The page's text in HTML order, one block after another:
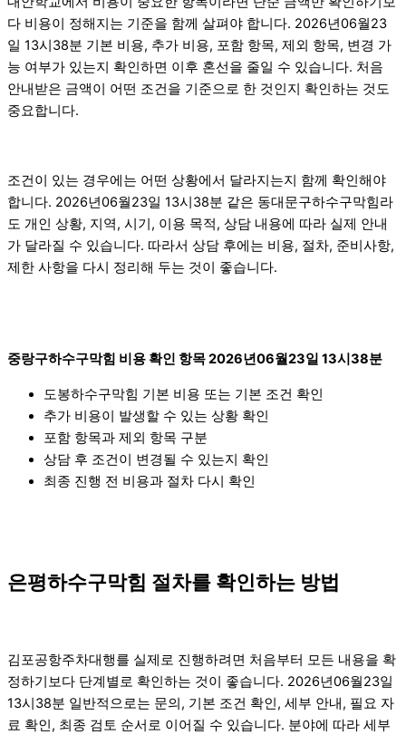
다 비용이 정해지는 기준을 함께 살펴야 합니다. 2026년06월23
일 13시38분 기본 비용, 추가 비용, 포함 항목, 제외 항목, 변경 가
능 여부가 있는지 확인하면 이후 혼선을 줄일 수 있습니다. 처음
안내받은 금액이 어떤 조건을 기준으로 한 것인지 확인하는 것도
중요합니다.
조건이 있는 경우에는 어떤 상황에서 달라지는지 함께 확인해야
합니다. 2026년06월23일 13시38분 같은 동대문구하수구막힘라
도 개인 상황, 지역, 시기, 이용 목적, 상담 내용에 따라 실제 안내
가 달라질 수 있습니다. 따라서 상담 후에는 비용, 절차, 준비사항,
제한 사항을 다시 정리해 두는 것이 좋습니다.
중랑구하수구막힘 비용 확인 항목 2026년06월23일 13시38분
도봉하수구막힘 기본 비용 또는 기본 조건 확인
추가 비용이 발생할 수 있는 상황 확인
포함 항목과 제외 항목 구분
상담 후 조건이 변경될 수 있는지 확인
최종 진행 전 비용과 절차 다시 확인
은평하수구막힘 절차를 확인하는 방법
김포공항주차대행를 실제로 진행하려면 처음부터 모든 내용을 확
정하기보다 단계별로 확인하는 것이 좋습니다. 2026년06월23일
13시38분 일반적으로는 문의, 기본 조건 확인, 세부 안내, 필요 자
료 확인, 최종 검토 순서로 이어질 수 있습니다. 분야에 따라 세부